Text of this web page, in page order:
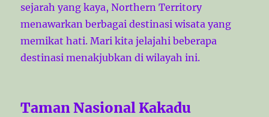
sejarah yang kaya, Northern Territory
menawarkan berbagai destinasi wisata yang
memikat hati. Mari kita jelajahi beberapa
destinasi menakjubkan di wilayah ini.
Taman Nasional Kakadu